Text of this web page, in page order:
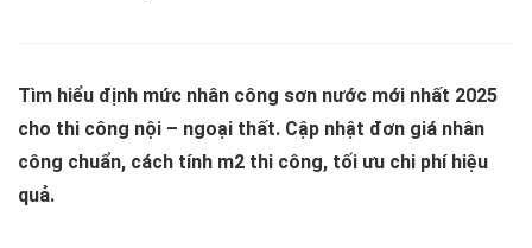
Tìm hiểu định mức nhân công sơn nước mới nhất 2025
cho thi công nội – ngoại thất. Cập nhật đơn giá nhân
công chuẩn, cách tính m2 thi công, tối ưu chi phí hiệu
quả.